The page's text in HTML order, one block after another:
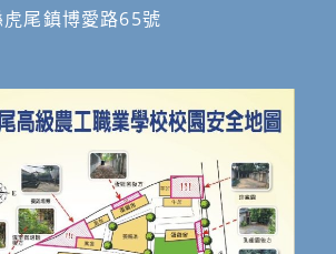
尾鎮博愛路65號